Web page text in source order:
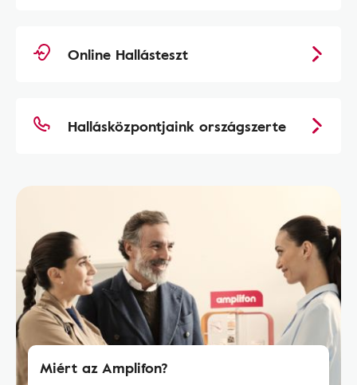
Online Hallásteszt
Hallásközpontjaink országszerte
Miért az Amplifon?